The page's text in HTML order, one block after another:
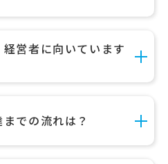
営者に向いています
での流れは？